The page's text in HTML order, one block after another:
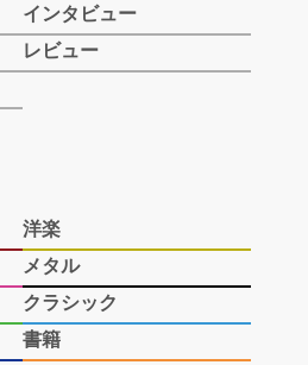
インタビュー
レビュー
洋楽
メタル
クラシック
書籍